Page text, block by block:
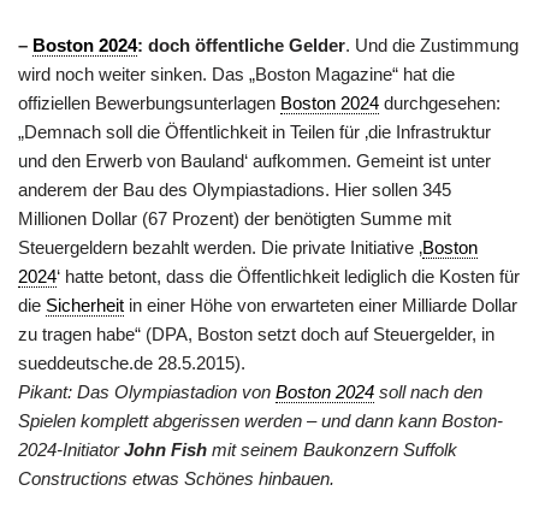
– Boston 2024: doch öffentliche Gelder. Und die Zustimmung
wird noch weiter sinken. Das „Boston Magazine“ hat die
offiziellen Bewerbungsunterlagen Boston 2024 durchgesehen:
„Demnach soll die Öffentlichkeit in Teilen für ‚die Infrastruktur
und den Erwerb von Bauland‘ aufkommen. Gemeint ist unter
anderem der Bau des Olympiastadions. Hier sollen 345
Millionen Dollar (67 Prozent) der benötigten Summe mit
Steuergeldern bezahlt werden. Die private Initiative ‚Boston
2024‘ hatte betont, dass die Öffentlichkeit lediglich die Kosten für
die Sicherheit in einer Höhe von erwarteten einer Milliarde Dollar
zu tragen habe“ (DPA, Boston setzt doch auf Steuergelder, in
sueddeutsche.de 28.5.2015).
Pikant: Das Olympiastadion von Boston 2024 soll nach den
Spielen komplett abgerissen werden – und dann kann Boston-
2024-InitiatorJohn Fish mit seinem Baukonzern Suffolk
Constructions etwas Schönes hinbauen.